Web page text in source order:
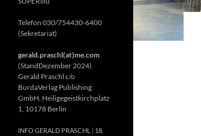
Telefon 030/754430-6400
(Sekretariat)
gerald.praschl(at)me.com
(StandDezember 2024)
Gerald Praschl c/o
BurdaVerlag Publishing
GmbH, Heiligegeistkirchplatz
1, 10178 Berlin
INFO GERALD PRASCHL
18.